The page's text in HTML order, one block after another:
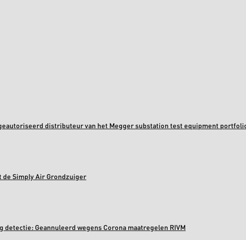
distributeur van het Megger substation test equipment
Simply Air Grondzuiger
detectie: Geannuleerd wegens Corona maatregelen RIVM